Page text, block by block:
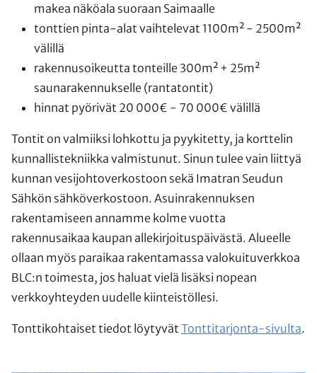
makea näköala suoraan Saimaalle
tonttien pinta-alat vaihtelevat 1100m² - 2500m²
välillä
rakennusoikeutta tonteille 300m² + 25m²
saunarakennukselle (rantatontit)
hinnat pyörivät 20 000€ - 70 000€ välillä
Tontit on valmiiksi lohkottu ja pyykitetty, ja korttelin
kunnallistekniikka valmistunut. Sinun tulee vain liittyä
kunnan vesijohtoverkostoon sekä Imatran Seudun
Sähkön sähköverkostoon. Asuinrakennuksen
rakentamiseen annamme kolme vuotta
rakennusaikaa kaupan allekirjoituspäivästä. Alueelle
ollaan myös paraikaa rakentamassa valokuituverkkoa
BLC:n toimesta, jos haluat vielä lisäksi nopean
verkkoyhteyden uudelle kiinteistöllesi.
Tonttikohtaiset tiedot löytyvät Tonttitarjonta-sivulta.